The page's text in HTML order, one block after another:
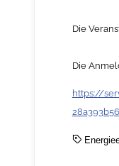
Die
Die
https://